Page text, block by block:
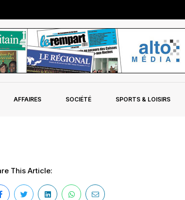
AFFAIRES SOCIÉTÉ SPORTS & LOISIRS
This Article: